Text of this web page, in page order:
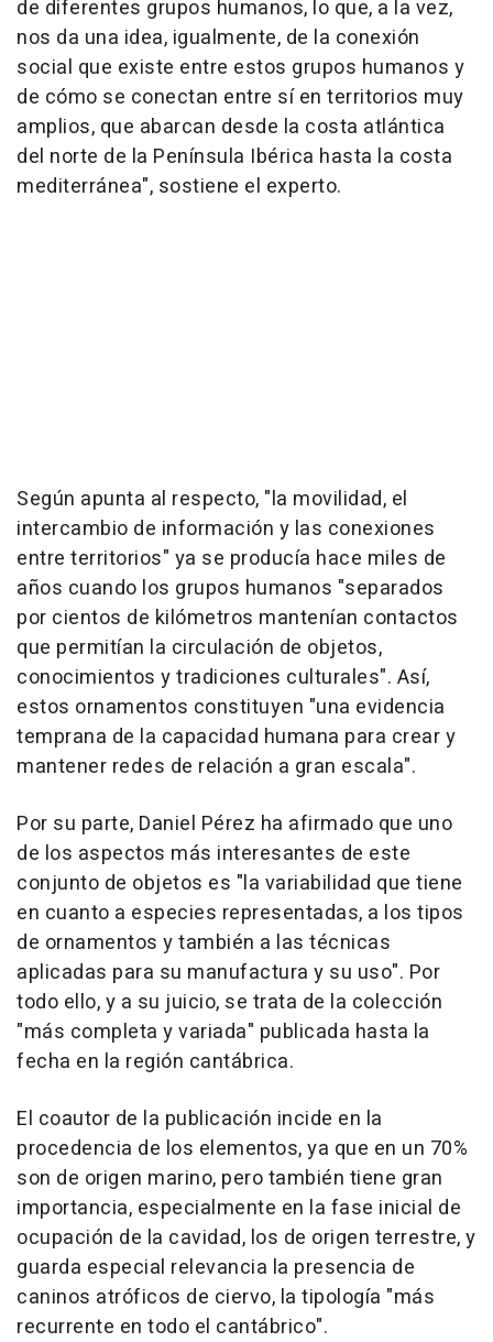
de diferentes grupos humanos, lo que, a la vez,
nos da una idea, igualmente, de la conexión
social que existe entre estos grupos humanos y
de cómo se conectan entre sí en territorios muy
amplios, que abarcan desde la costa atlántica
del norte de la Península Ibérica hasta la costa
mediterránea", sostiene el experto.
Según apunta al respecto, "la movilidad, el
intercambio de información y las conexiones
entre territorios" ya se producía hace miles de
años cuando los grupos humanos "separados
por cientos de kilómetros mantenían contactos
que permitían la circulación de objetos,
conocimientos y tradiciones culturales". Así,
estos ornamentos constituyen "una evidencia
temprana de la capacidad humana para crear y
mantener redes de relación a gran escala".
Por su parte, Daniel Pérez ha afirmado que uno
de los aspectos más interesantes de este
conjunto de objetos es "la variabilidad que tiene
en cuanto a especies representadas, a los tipos
de ornamentos y también a las técnicas
aplicadas para su manufactura y su uso". Por
todo ello, y a su juicio, se trata de la colección
"más completa y variada" publicada hasta la
fecha en la región cantábrica.
El coautor de la publicación incide en la
procedencia de los elementos, ya que en un 70%
son de origen marino, pero también tiene gran
importancia, especialmente en la fase inicial de
ocupación de la cavidad, los de origen terrestre, y
guarda especial relevancia la presencia de
caninos atróficos de ciervo, la tipología "más
recurrente en todo el cantábrico".